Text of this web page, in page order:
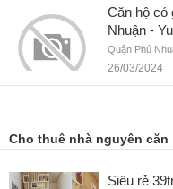
Căn hộ có
Nhuận -
Quận Phú
26/03/2024
Cho thuê nhà nguyên căn
Siêu rẻ